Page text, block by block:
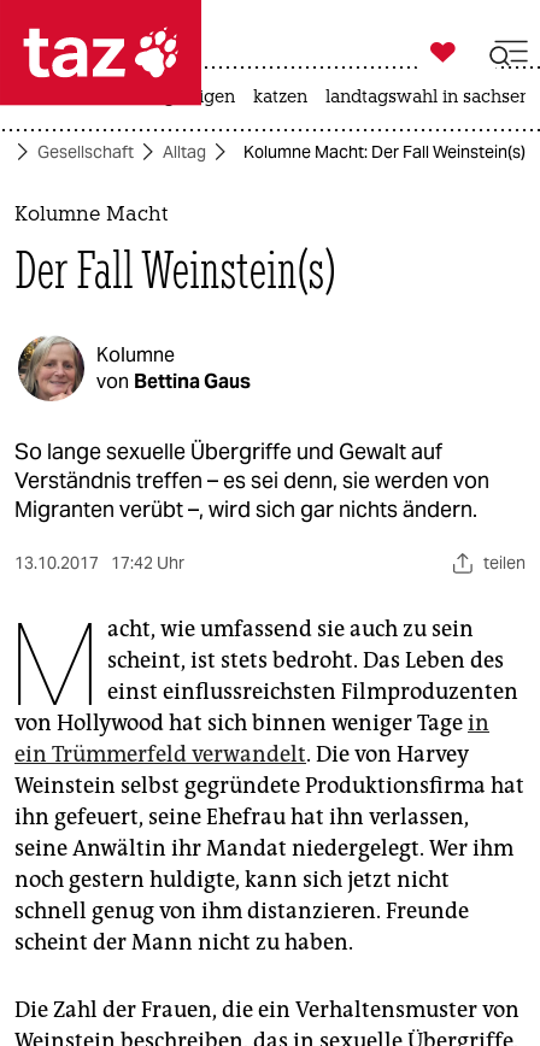
 taz zahl ich
taz zahl ich
themen
politik
gesellschaft
kultur
sport
wahrheit
verlag
verlag
veranstaltungen
shop
fragen & hilfe
unterstützen
genossenschaft

taz zahl ich
bergsteigen katzen landtagswahl in
Gesellschaft Alltag Kolumne Macht: Der Fall Weinstein(s)
Kolumne Macht
Der Fall Weinstein(s)
Kolumne
von Bettina Gaus
So lange sexuelle Übergriffe und Gewalt auf
Verständnis treffen – es sei denn, sie werden von
Migranten verübt –, wird sich gar nichts ändern.
13.10.2017 17:42 Uhr teilen
M acht, wie umfassend sie auch zu sein
scheint, ist stets bedroht. Das Leben des
einst einflussreichsten Filmproduzenten
von Hollywood hat sich binnen weniger Tagein
ein Trümmerfeld verwandelt. Die von Harvey
Weinstein selbst gegründete Produktionsfirma hat
ihn gefeuert, seine Ehefrau hat ihn verlassen,
seine Anwältin ihr Mandat niedergelegt. Wer ihm
noch gestern huldigte, kann sich jetzt nicht
schnell genug von ihm distanzieren. Freunde
scheint der Mann nicht zu haben.
Die Zahl der Frauen, die ein Verhaltensmuster von